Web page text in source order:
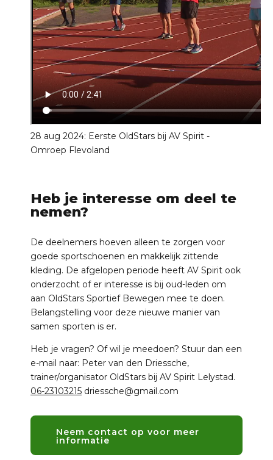
28 aug 2024: Eerste OldStars bij AV Spirit -
Omroep Flevoland
Heb je interesse om deel te
nemen?
De deelnemers hoeven alleen te zorgen voor
goede sportschoenen en makkelijk zittende
kleding. De afgelopen periode heeft AV Spirit ook
onderzocht of er interesse is bij oud-leden om
aan OldStars Sportief Bewegen mee te doen.
Belangstelling voor deze nieuwe manier van
samen sporten is er.
Heb je vragen? Of wil je meedoen? Stuur dan een
e-mail naar: Peter van den Driessche,
trainer/organisator OldStars bij AV Spirit Lelystad.
06-23103215 driessche@gmail.com
Neem contact op voor meer
informatie